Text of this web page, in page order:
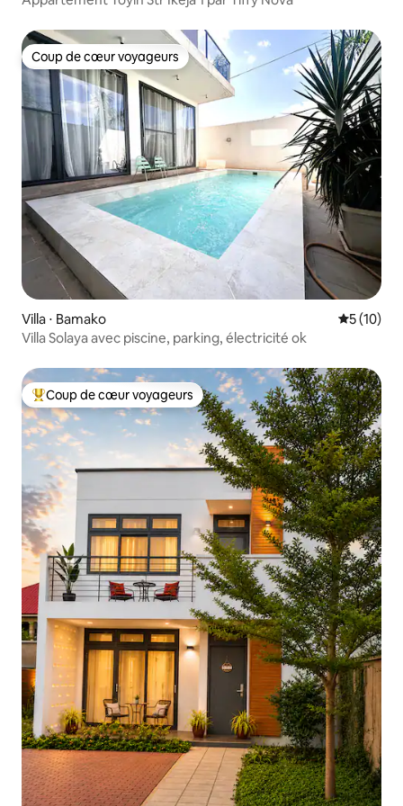
Coup de cœur voyageurs
Coup de cœur voyageurs
Villa ⋅ Bamako
5 (10)
Villa Solaya avec piscine, parking, électricité ok
Coups de cœur voyageurs les plus appréciés
Coup de cœur voyageurs